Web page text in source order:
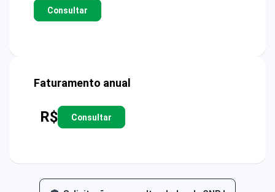
Consultar
Faturamento anual
R$ Consultar